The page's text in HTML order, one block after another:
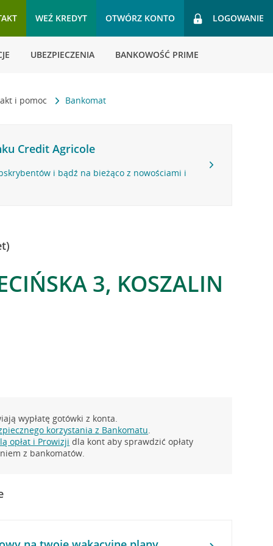
WEŹ KREDYT OTWÓRZ KONTO LOGOWANIE
UBEZPIECZENIA BANKOWOŚĆ PRIME
i pomoc Bankomat
Credit Agricole
i bądź na bieżąco z nowościami i
3, KOSZALIN
wypłatę gotówki z konta.
korzystania z Bankomatu.
opłat i Prowizji dla kont aby sprawdzić opłaty
z bankomatów.